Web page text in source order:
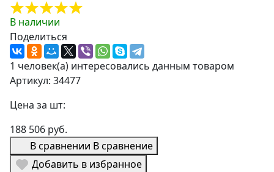
В наличии
Поделиться
1 человек(а) интересовались данным товаром
Артикул: 34477
Цена за шт:
188 506 руб.
В сравнении В сравнение
Добавить в избранное